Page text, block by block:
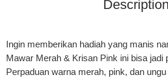
Description
Ingin memberikan hadiah yang manis
Mawar Merah & Krisan Pink ini bisa jadi
Perpaduan warna merah, pink, dan